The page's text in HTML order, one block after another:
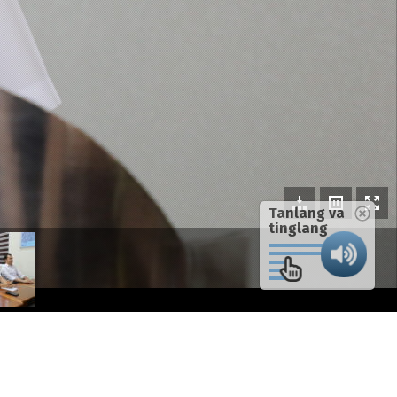
Tanlang va
tinglang